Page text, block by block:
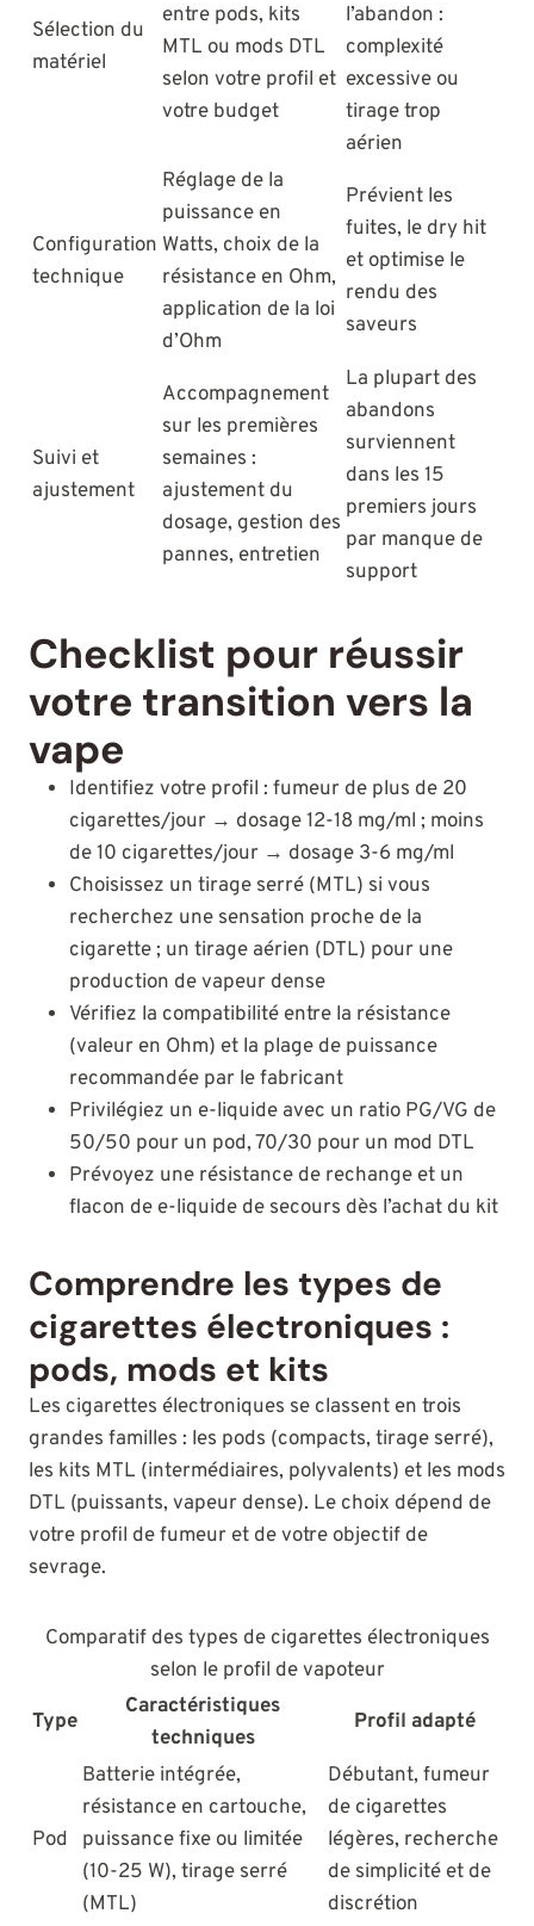
Sélection du
matériel
entre pods, kits
MTL ou mods DTL
selon votre profil et
votre budget
l’abandon :
complexité
excessive ou
tirage trop
aérien
Configuration
technique
Réglage de la
puissance en
Watts, choix de la
résistance en Ohm,
application de la loi
d’Ohm
Prévient les
fuites, le dry hit
et optimise le
rendu des
saveurs
Suivi et
ajustement
Accompagnement
sur les premières
semaines :
ajustement du
dosage, gestion des
pannes, entretien
La plupart des
abandons
surviennent
dans les 15
premiers jours
par manque de
support
Checklist pour réussir
votre transition vers la
vape
Identifiez votre profil : fumeur de plus de 20
cigarettes/jour → dosage 12-18 mg/ml ; moins
de 10 cigarettes/jour → dosage 3-6 mg/ml
Choisissez un tirage serré (MTL) si vous
recherchez une sensation proche de la
cigarette ; un tirage aérien (DTL) pour une
production de vapeur dense
Vérifiez la compatibilité entre la résistance
(valeur en Ohm) et la plage de puissance
recommandée par le fabricant
Privilégiez un e-liquide avec un ratio PG/VG de
50/50 pour un pod, 70/30 pour un mod DTL
Prévoyez une résistance de rechange et un
flacon de e-liquide de secours dès l’achat du kit
Comprendre les types de
cigarettes électroniques :
pods, mods et kits
Les cigarettes électroniques se classent en trois
grandes familles : les pods (compacts, tirage serré),
les kits MTL (intermédiaires, polyvalents) et les mods
DTL (puissants, vapeur dense). Le choix dépend de
votre profil de fumeur et de votre objectif de
sevrage.
Comparatif des types de cigarettes électroniques
selon le profil de vapoteur
Type
Caractéristiques
techniques
Profil adapté
Pod
Batterie intégrée,
résistance en cartouche,
puissance fixe ou limitée
(10-25 W), tirage serré
(MTL)
Débutant, fumeur
de cigarettes
légères, recherche
de simplicité et de
discrétion